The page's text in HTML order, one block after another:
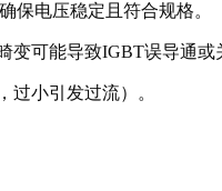
保电压稳定且符合规格。
可能导致IGBT误导通或
过小引发过流）。